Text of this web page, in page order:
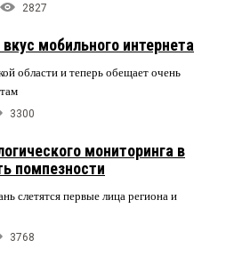
2827
мобильного интернета
области и теперь обещает очень
3300
мониторинга в
помпезности
слетятся первые лица региона и
3768